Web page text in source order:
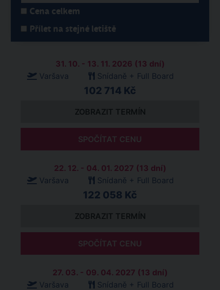
Cena celkem
Přílet na stejné letiště
31. 10. - 13. 11. 2026 (13 dní)
Varšava
Snídaně + Full Board
102 714 Kč
ZOBRAZIT TERMÍN
SPOČÍTAT CENU
22. 12. - 04. 01. 2027 (13 dní)
Varšava
Snídaně + Full Board
122 058 Kč
ZOBRAZIT TERMÍN
SPOČÍTAT CENU
27. 03. - 09. 04. 2027 (13 dní)
Varšava
Snídaně + Full Board